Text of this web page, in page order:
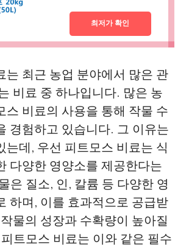
최저가 확인
는 최근 농업 분야에서 많은 관
비료 중 하나입니다. 많은 농
스 비료의 사용을 통해 작물 수
경험하고 있습니다. 그 이유는
는데, 우선 피트모스 비료는 식
다양한 영양소를 제공한다는
은 질소, 인, 칼륨 등 다양한 영
하며, 이를 효과적으로 공급받
물의 성장과 수확량이 높아질
트모스 비료는 이와 같은 필수